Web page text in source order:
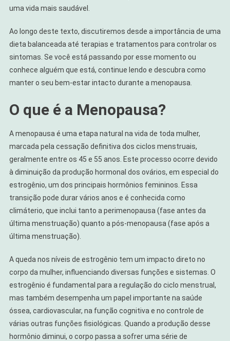
uma vida mais saudável.
Ao longo deste texto, discutiremos desde a importância de uma
dieta balanceada até terapias e tratamentos para controlar os
sintomas. Se você está passando por esse momento ou
conhece alguém que está, continue lendo e descubra como
manter o seu bem-estar intacto durante a menopausa.
O que é a Menopausa?
A menopausa é uma etapa natural na vida de toda mulher,
marcada pela cessação definitiva dos ciclos menstruais,
geralmente entre os 45 e 55 anos. Este processo ocorre devido
à diminuição da produção hormonal dos ovários, em especial do
estrogênio, um dos principais hormônios femininos. Essa
transição pode durar vários anos e é conhecida como
climáterio, que inclui tanto a perimenopausa (fase antes da
última menstruação) quanto a pós-menopausa (fase após a
última menstruação).
A queda nos níveis de estrogênio tem um impacto direto no
corpo da mulher, influenciando diversas funções e sistemas. O
estrogênio é fundamental para a regulação do ciclo menstrual,
mas também desempenha um papel importante na saúde
óssea, cardiovascular, na função cognitiva e no controle de
várias outras funções fisiológicas. Quando a produção desse
hormônio diminui, o corpo passa a sofrer uma série de